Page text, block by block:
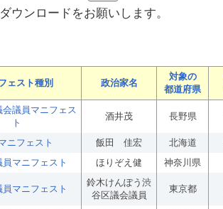
ウンロードをお願いします。
ェスト種別 政治家名
対象の
都道府県
会議員マニフェス
ト
酒井茂 長野県
ニフェスト 飯田 佳宏 北海道
マニフェスト ほりぞえ健 神奈川県
員マニフェスト
鈴木けんぽう渋
谷区議会議員
東京都